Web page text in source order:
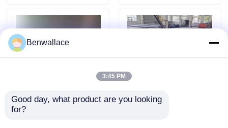
Neem contact met ons op
Nieuws
Warmgewalst NO.1
Benwallace
3:45 PM
Good day, what product are you looking
for?